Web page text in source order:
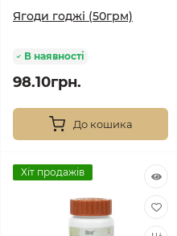
Ягоди годжі (50грм)
В наявності
98.10грн.
До кошика
Хіт продажів